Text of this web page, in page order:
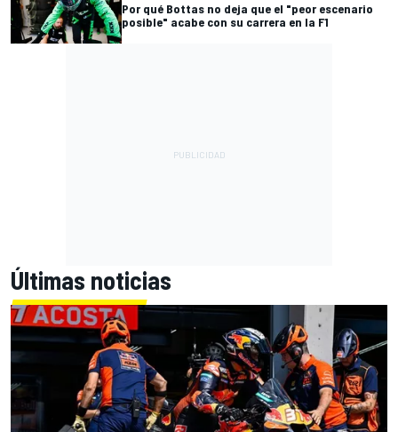
Por qué Bottas no deja que el "peor escenario
posible" acabe con su carrera en la F1
Últimas noticias